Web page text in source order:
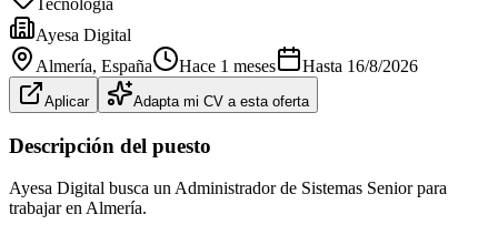
Ayesa Digital
Almería, España Hace 1 meses Hasta 16/8/2026
Aplicar Adapta mi CV a esta oferta
Descripción del puesto
Ayesa Digital busca un Administrador de Sistemas Senior para
trabajar en Almería.